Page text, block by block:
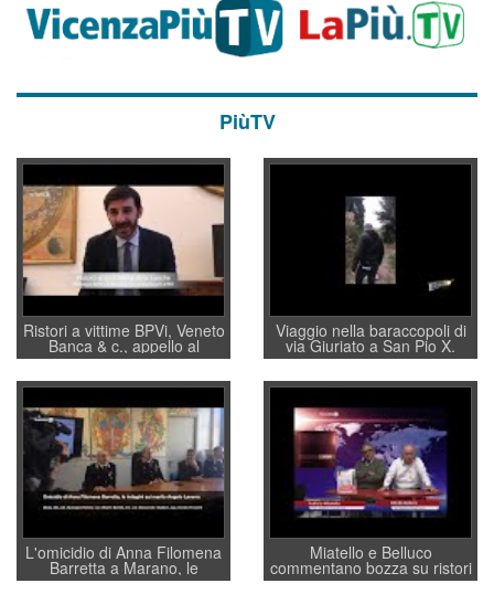
PiùTV
Ristori a vittime BPVi, Veneto
Banca & c., appello al
sottosegretario Alessio
Villarosa: per mettere ordine
convochi con Di Maio CNCU
a supporto della cabina di
regia al Mef
Viaggio nella baraccopoli di
via Giuriato a San Pio X.
Vicenza ai Vicentini: “faremo
un regalo di Natale ai
residenti”
L'omicidio di Anna Filomena
Barretta a Marano, le
indagini dei carabinieri di
Miatello e Belluco
commentano bozza su ristori
BPVi e Veneto Banca